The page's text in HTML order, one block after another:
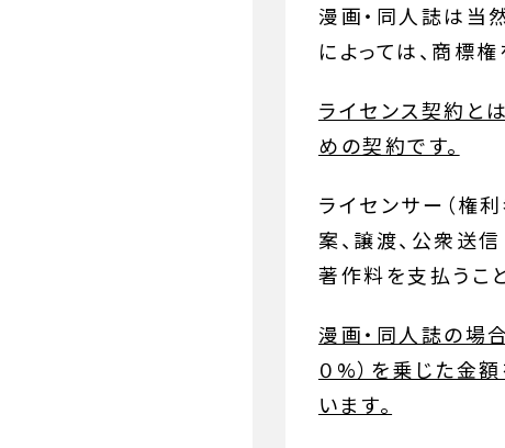
漫画・同人誌は当
によっては、商標
ライセンス契約と
めの契約です。
ライセンサー（権
案、譲渡、公衆送
著作料を支払うこ
漫画・同人誌の場
０%）を乗じた金
います。